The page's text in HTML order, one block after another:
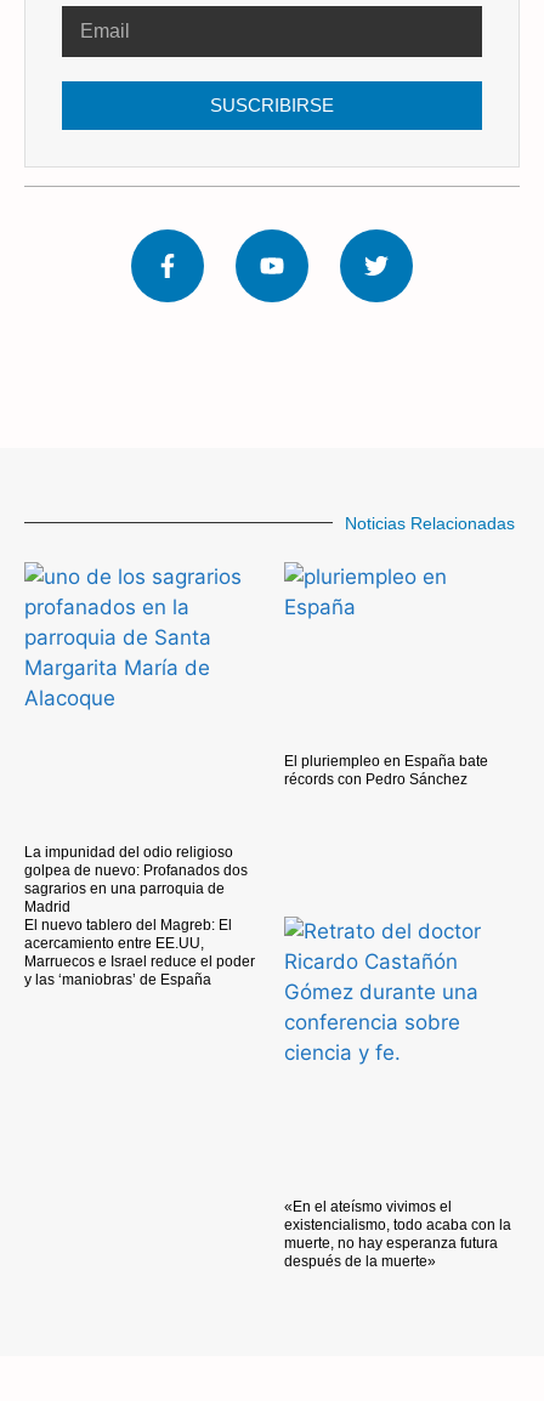
SUSCRIBIRSE
Noticias Relacionadas
La impunidad del odio religioso
golpea de nuevo: Profanados dos
sagrarios en una parroquia de
Madrid
El pluriempleo en España bate
récords con Pedro Sánchez
El nuevo tablero del Magreb: El
acercamiento entre EE.UU,
Marruecos e Israel reduce el poder
y las ‘maniobras’ de España
«En el ateísmo vivimos el
existencialismo, todo acaba con la
muerte, no hay esperanza futura
después de la muerte»